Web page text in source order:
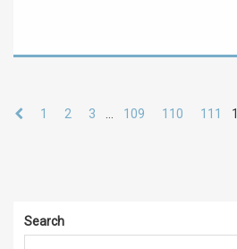
1 2 3 109 110 111
Search